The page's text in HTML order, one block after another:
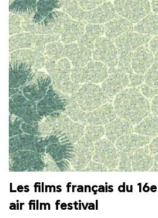
Les films français du
air film festival